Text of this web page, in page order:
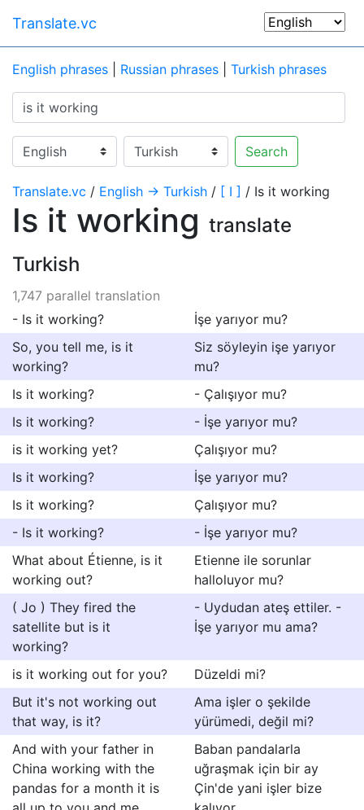
Translate.vc
English phrases Russian phrases Turkish phrases
Search
Translate.vc / English → Turkish / [ I ] / Is it working
Is it working translate
Turkish
1,747 parallel translation
- Is it working?
İşe yarıyor mu?
So, you tell me, is it
working?
Siz söyleyin işe yarıyor
mu?
Is it working?
- Çalışıyor mu?
Is it working?
- İşe yarıyor mu?
is it working yet?
Çalışıyor mu?
Is it working?
İşe yarıyor mu?
Is it working?
Çalışıyor mu?
- Is it working?
- İşe yarıyor mu?
What about Étienne, is it
working out?
Etienne ile sorunlar
halloluyor mu?
( Jo ) They fired the
satellite but is it
working?
- Uydudan ateş ettiler. -
İşe yarıyor mu ama?
is it working out for you?
Düzeldi mi?
But it's not working out
that way, is it?
Ama işler o şekilde
yürümedi, değil mi?
And with your father in
China working with the
pandas for a month it is
Baban pandalarla
uğraşmak için bir ay
Çin'de yani işler bize